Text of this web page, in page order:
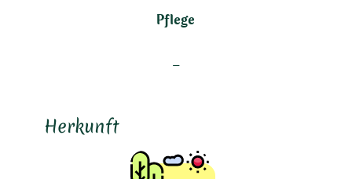
Pflege
–
Herkunft